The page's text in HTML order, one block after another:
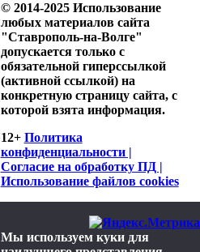
© 2014-2025 Использование
любых материалов сайта
"Ставрополь-на-Волге"
допускается только с
обязательной гиперссылкой
(активной ссылкой) на
конкретную страницу сайта, с
которой взята информация.
12+ Политика
конфиденциальности |
Согласие на обработку ПД |
Использование файлов cookies
Мы используем куки для